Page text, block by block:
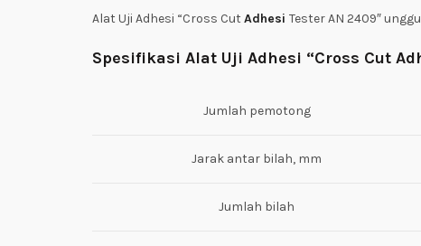
Alat Uji Adhesi “Cross CutAdhesi Tester AN 2409″
Spesifikasi Alat Uji Adhesi “Cross Cut
Jumlah pemotong
Jarak antar bilah, mm
Jumlah bilah